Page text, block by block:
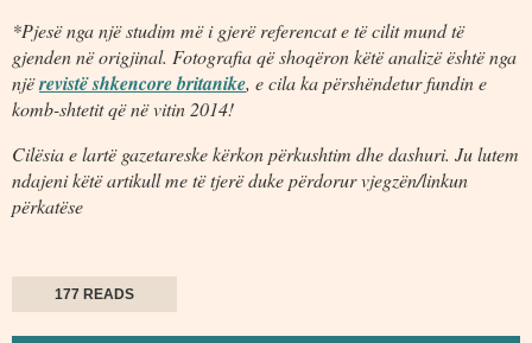
*Pjesë nga një studim më i gjerë referencat e të cilit mund të
gjenden në origjinal. Fotografia që shoqëron këtë analizë është nga
njërevistë shkencore britanike, e cila ka përshëndetur fundin e
komb-shtetit që në vitin 2014!
Cilësia e lartë gazetareske kërkon përkushtim dhe dashuri. Ju lutem
ndajeni këtë artikull me të tjerë duke përdorur vjegzën/linkun
përkatëse
177 READS